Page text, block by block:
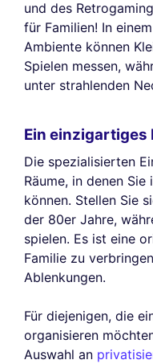
und des
für Familien! In
Ambiente können
Spielen messen,
unter strahlenden
Ein einzigartiges
Die spezialisierten
Räume, in denen
können. Stellen Sie
der 80er Jahre,
spielen. Es ist eine
Familie zu
Ablenkungen.
Für diejenigen, die
organisieren
Auswahl an